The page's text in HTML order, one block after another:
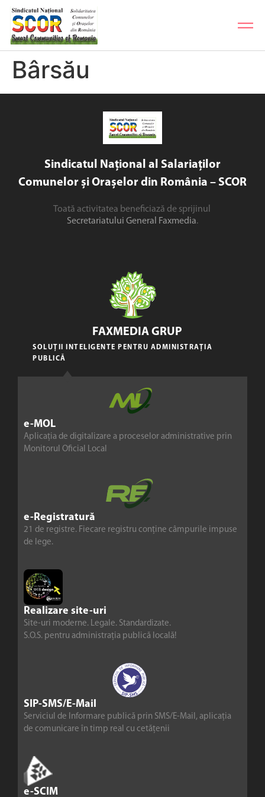
Bârsău
Sindicatul Național al Salariaților
Comunelor și Orașelor din România – SCOR
Toată activitatea beneficiază de sprijinul
Secretariatului General Faxmedia.
e-MOL
Aplicația de digitalizare a proceselor administrative prin
Monitorul Oficial Local
e-Registratură
21 de registre. Fiecare registru conține câmpurile impuse
de lege.
Realizare site-uri
Site-uri moderne. Legale. Standardizate.
S.O.S. pentru administrația publică locală!
SIP-SMS/E-Mail
Serviciul de Informare publică prin SMS/E-Mail, aplicația
de comunicare în timp real cu cetățenii
e-SCIM
FAXMEDIA GRUP
SOLUȚII INTELIGENTE PENTRU ADMINISTRAȚIA
PUBLICĂ